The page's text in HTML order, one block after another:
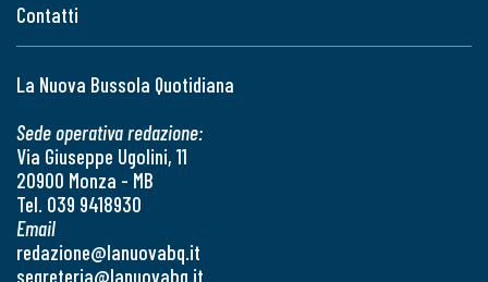
Contatti
La Nuova Bussola Quotidiana
Sede operativa redazione:
Via Giuseppe Ugolini, 11
20900 Monza - MB
Tel. 039 9418930
Email
redazione@lanuovabq.it
segreteria@lanuovabq.it